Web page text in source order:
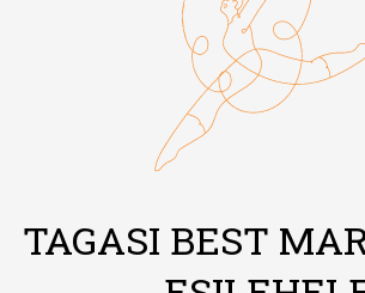
TAGASI BEST